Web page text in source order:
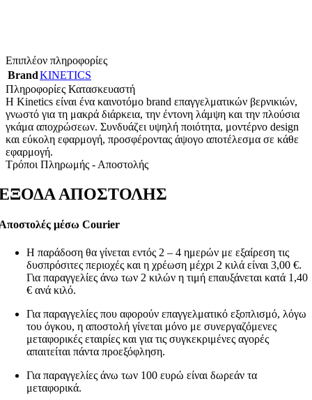
Επιπλέον πληροφορίες
BrandKINETICS
Πληροφορίες Κατασκευαστή
Η Kinetics είναι ένα καινοτόμο brand επαγγελματικών βερνικιών,
γνωστό για τη μακρά διάρκεια, την έντονη λάμψη και την πλούσια
γκάμα αποχρώσεων. Συνδυάζει υψηλή ποιότητα, μοντέρνο design
και εύκολη εφαρμογή, προσφέροντας άψογο αποτέλεσμα σε κάθε
εφαρμογή.
Τρόποι Πληρωμής - Αποστολής
ΑΠΟΣΤΟΛΗΣ
μέσω Courier
Η παράδοση θα γίνεται εντός 2 – 4 ημερών με εξαίρεση τις
δυσπρόσιτες περιοχές και η χρέωση μέχρι 2 κιλά είναι 3,00 €.
Για παραγγελίες άνω των 2 κιλών η τιμή επαυξάνεται κατά 1,40
€ ανά κιλό.
Για παραγγελίες που αφορούν επαγγελματικό εξοπλισμό, λόγω
του όγκου, η αποστολή γίνεται μόνο με συνεργαζόμενες
μεταφορικές εταιρίες και για τις συγκεκριμένες αγορές
απαιτείται πάντα προεξόφληση.
Για παραγγελίες άνω των 100 ευρώ είναι δωρεάν τα
μεταφορικά.